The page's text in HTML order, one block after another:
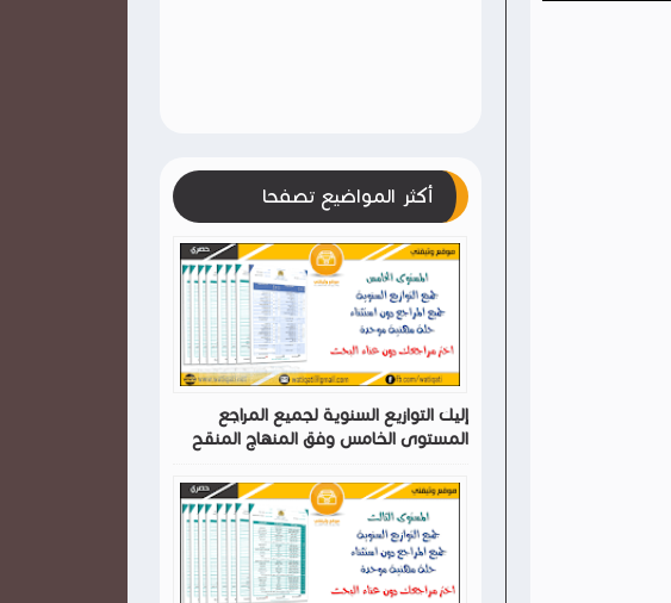
أكثر المواضيع تصفحا
إليك التوازيع السنوية لجميع المراجع
المستوى الخامس وفق المنهاج المنقح